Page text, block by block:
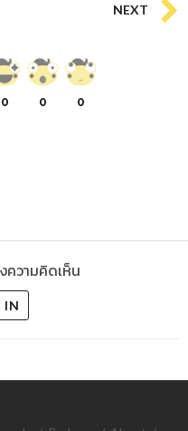
NEXT
0 0 0
ความคิดเห็น
IN